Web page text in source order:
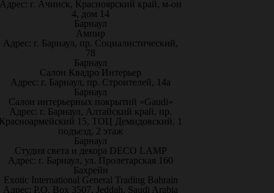
Адрес: г. Ачинск, Красноярский край, м-он
4, дом 14
Барнаул
Ампир
Адрес: г. Барнаул, пр. Социалистический,
78
Барнаул
Салон Квадро Интерьер
Адрес: г. Барнаул, пр. Строителей, 14а
Барнаул
Салон интерьерных покрытий «Gaudi»
Адрес: г. Барнаул, Алтайский край, пр.
15, ТОЦ Демидовский, 1
подъезд, 2 этаж
Барнаул
Студия света и декора DECO LAMP
Адрес: г. Барнаул, ул. Пролетарская 160
Бахрейн
Exotic International General Trading Bahrain
Адрес: P.O. Box 3507, Jeddah, Saudi Arabia